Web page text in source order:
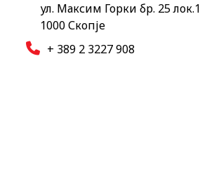
ул. Максим Горки бр. 25 лок.1
1000 Скопје
+ 389 2 3227 908